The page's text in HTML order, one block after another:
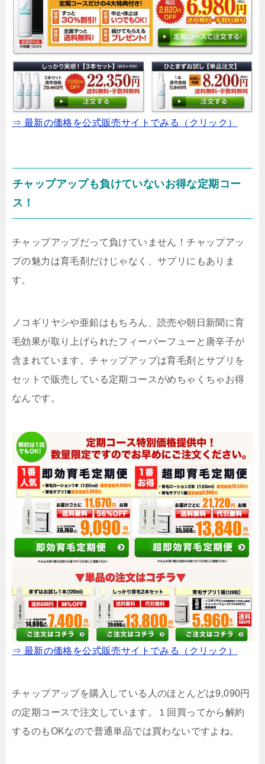
⇒ 最新の価格を公式販売サイトでみる（クリック）
チャップアップも負けていないお得な定期コー
ス！
チャップアップだって負けていません！チャップアッ
プの魅力は育毛剤だけじゃなく、サプリにもありま
す。
ノコギリヤシや亜鉛はもちろん、読売や朝日新聞に育
毛効果が取り上げられたフィーバーフューと唐辛子が
含まれています。チャップアップは育毛剤とサプリを
セットで販売している定期コースがめちゃくちゃお得
なんです。
⇒ 最新の価格を公式販売サイトでみる（クリック）
チャップアップを購入している人のほとんどは9,090円
の定期コースで注文しています。１回買ってから解約
するのもOKなので普通単品では買わないですよね。